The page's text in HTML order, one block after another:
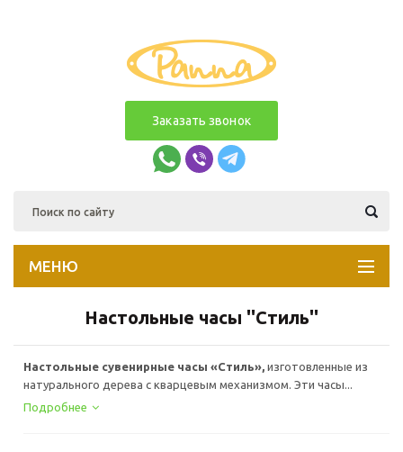
Заказать звонок
МЕНЮ
Настольные часы ''Стиль''
Настольные сувенирные часы «Стиль», изготовленные из
натурального дерева с кварцевым механизмом. Эти часы...
Подробнее